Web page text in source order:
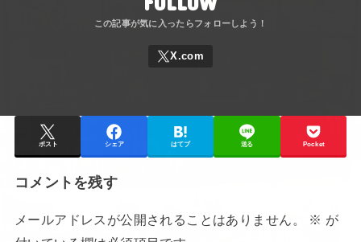
ポスト シェア はてブ 送る Pocket
コメントを残す
メールアドレスが公開されることはありません。 ※ が